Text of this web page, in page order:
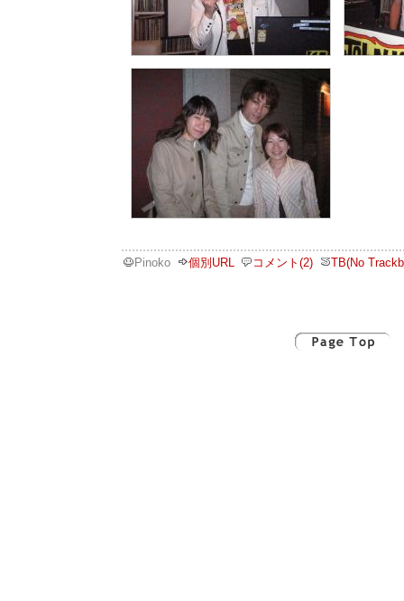
Pinoko 個別URL コメント(2) TB(No